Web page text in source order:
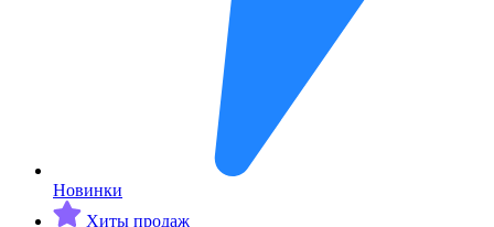
Новинки
Хиты продаж